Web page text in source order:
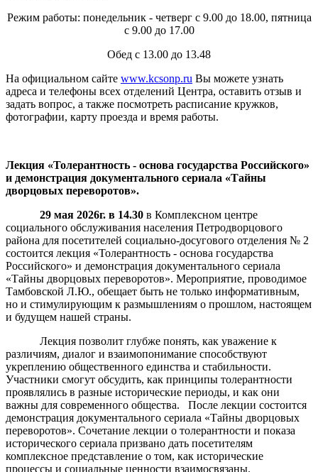
Режим работы: понедельник - четверг с 9.00 до 18.00, пятница
с 9.00 до 17.00
Обед с 13.00 до 13.48
На официальном сайте www.kcsonp.ru Вы можете узнать
адреса и телефоны всех отделений Центра, оставить отзыв и
задать вопрос, а также посмотреть расписание кружков,
фотографии, карту проезда и время работы.
Лекция «Толерантность - основа государства Российского»
и демонстрация документального сериала «Тайны
дворцовых переворотов».
29 мая 2026г. в 14.30 в Комплексном центре
социального обслуживания населения Петродворцового
района для посетителей социально-досугового отделения № 2
состоится лекция «Толерантность - основа государства
Российского» и демонстрация документального сериала
«Тайны дворцовых переворотов». Мероприятие, проводимое
Тамбовской Л.Ю., обещает быть не только информативным,
но и стимулирующим к размышлениям о прошлом, настоящем
и будущем нашей страны.
Лекция позволит глубже понять, как уважение к
различиям, диалог и взаимопонимание способствуют
укреплению общественного единства и стабильности.
Участники смогут обсудить, как принципы толерантности
проявлялись в разные исторические периоды, и как они
важны для современного общества. После лекции состоится
демонстрация документального сериала «Тайны дворцовых
переворотов». Сочетание лекции о толерантности и показа
исторического сериала призвано дать посетителям
комплексное представление о том, как исторические
процессы и социальные ценности взаимосвязаны.